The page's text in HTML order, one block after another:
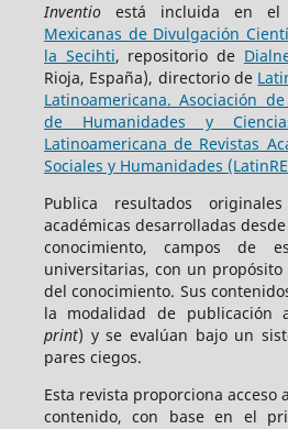
Inventioestá incluida en
Mexicanas de Divulgación
la Secihti, repositorio de
Rioja, España), directorio de
Latinoamericana. Asociación
de Humanidades y
Latinoamericana de Revistas
Sociales y Humanidades
Publica resultados
académicas desarrolladas
conocimiento, campos de
universitarias, con un
del conocimiento. Sus
la modalidad de publicación
print) y se evalúan bajo un
pares ciegos.
Esta revista proporciona acceso
contenido, con base en el